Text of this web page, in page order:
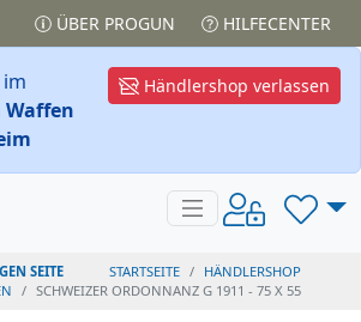
ÜBER PROGUN HILFECENTER
Händlershop verlassen
Waffen
SEITE STARTSEITE
HÄNDLERSHOP
SCHWEIZER ORDONNANZ G 1911 - 75 X 55